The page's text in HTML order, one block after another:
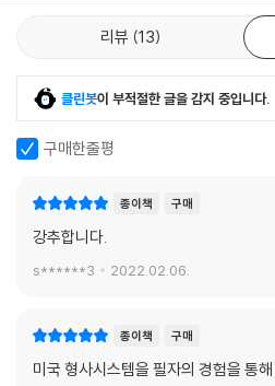
현재 한국에서 가장 많이 언론에 오르내
을 위한 쟁투로 보이지만, 국민의 눈에도
가 사라져버린 듯하다. 그간 한국 사회에
았다. 단순히 법을 제대로 알지 못하는 국
로서의 법 사이에 놓인 간극이 큰 것만으
다. 누군가는 배고픔에 삶은 계란 몇 개를
받는가 하면, 유력 인사의 딸은 신종 마약
의로운 판결이라고 생각하고, 누군가는
리뷰 13
클린봇이 부적절한 글을 감지 중입니다.
구매한줄평
종이책 구매
강추합니다.
s******3 2022.02.06.
종이책 구매
미국 형사시스템을 필자의 경험을 통